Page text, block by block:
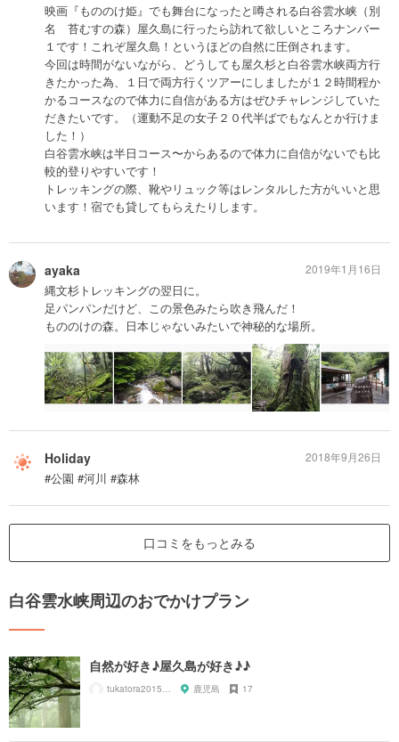
映画『もののけ姫』でも舞台になったと噂される白谷雲水峡（別
名 苔むすの森）屋久島に行ったら訪れて欲しいところナンバー
１です！これぞ屋久島！というほどの自然に圧倒されます。
今回は時間がないながら、どうしても屋久杉と白谷雲水峡両方行
きたかった為、１日で両方行くツアーにしましたが１２時間程か
かるコースなので体力に自信がある方はぜひチャレンジしていた
だきたいです。（運動不足の女子２０代半ばでもなんとか行けま
した！）
白谷雲水峡は半日コース〜からあるので体力に自信がないでも比
較的登りやすいです！
トレッキングの際、靴やリュック等はレンタルした方がいいと思
います！宿でも貸してもらえたりします。
ayaka
縄文杉トレッキングの翌日に。
足パンパンだけど、この景色みたら吹き飛んだ！
もののけの森。日本じゃないみたいで神秘的な場所。
2019年1月16日
Holiday
#公園 #河川 #森林
2018年9月26日
口コミをもっとみる
白谷雲水峡周辺のおでかけプラン
自然が好き♪屋久島が好き♪♪
tukatora201505 鹿児島 17